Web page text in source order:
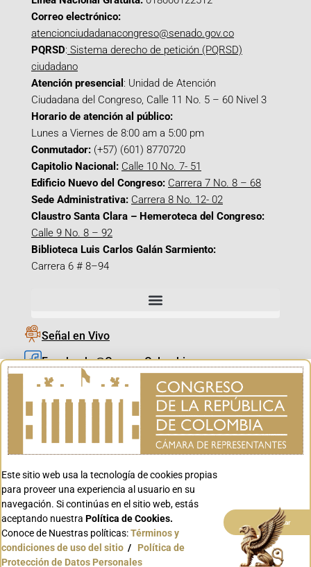
Correo electrónico:
atencionciudadanacongreso@senado.gov.co
PQRSD: Sistema derecho de petición (PQRSD)
ciudadano
Atención presencial : Unidad de Atención
Ciudadana del Congreso, Calle 11 No. 5 – 60 Nivel 3
Horario de atención al público:
Lunes a Viernes de 8:00 am a 5:00 pm
Conmutador: (+57) (601) 8770720
Capitolio Nacional: Calle 10 No. 7- 51
Edificio Nuevo del Congreso: Carrera 7 No. 8 – 68
Sede Administrativa: Carrera 8 No. 12- 02
Claustro Santa Clara – Hemeroteca del Congreso:
Calle 9 No. 8 – 92
Biblioteca Luis Carlos Galán Sarmiento:
Carrera 6 # 8–94
Señal en Vivo
Facebook_@CamaraColombia
Instagram_@CamaraColombia
X_@CamaraColombia
Youtube_@CamaraColombia
Youtube_@CanalCongreso
Conoce GOV.CO
Este sitio web usa la tecnología de cookies propias
para proveer una experiencia al usuario en su
navegación. Si continúas en el sitio web, estás
aceptando nuestra Política de Cookies.
Conoce de Nuestras políticas:Términos y
condiciones de uso del sitio / Política de
Protección de Datos Personales
Aceptar